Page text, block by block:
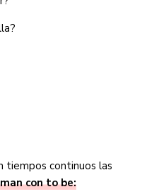
tiempos continuos las
con to be: